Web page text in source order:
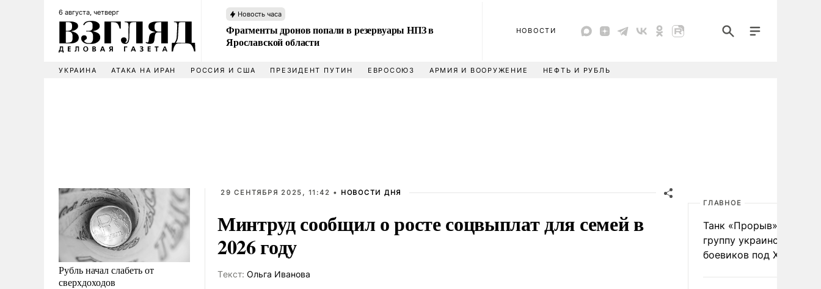
6 августа, четверг Новость часа
Фрагменты дронов попали в резервуары НПЗ в
Ярославской области
НОВОСТИ
УКРАИНА АТАКА НА ИРАН РОССИЯ И США ПРЕЗИДЕНТ ПУТИН ЕВРОСОЮЗ АРМИЯ И ВООРУЖЕНИЕ НЕФТЬ И РУБЛЬ
Рубль начал слабеть от
сверхдоходов
29 СЕНТЯБРЯ 2025, 11:42 • НОВОСТИ ДНЯ
Минтруд сообщил о росте соцвыплат для семей в
2026 году
Tекст: Ольга Иванова
ГЛАВНОЕ
Танк «Прорыв»
группу украинских
боевиков под